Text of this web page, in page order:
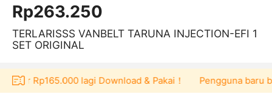
Rp263.250
TERLARISSS VANBELT TARUNA INJECTION-EFI 1
SET ORIGINAL
Rp165.000 lagi Download & Pakai！ Pengguna baru